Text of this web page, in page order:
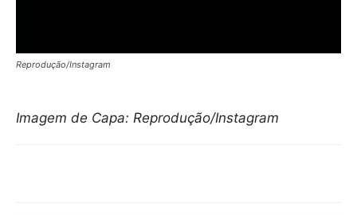
Reprodução/Instagram
Imagem de Capa: Reprodução/Instagram